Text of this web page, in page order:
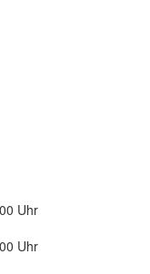
Uhr
Uhr